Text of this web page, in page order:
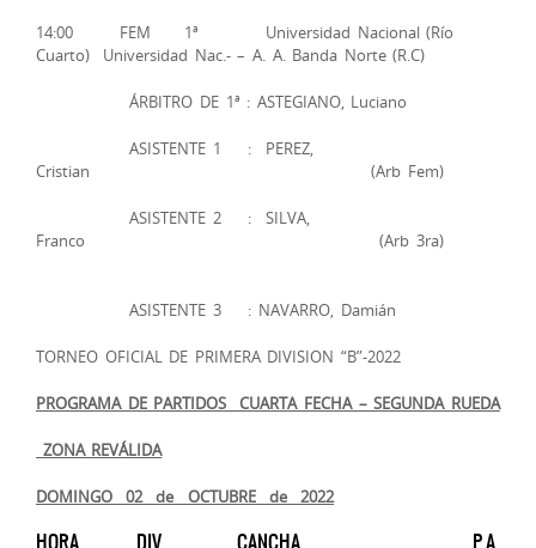
14:00 FEM 1ª Universidad Nacional (Río
Cuarto) Universidad Nac.- – A. A. Banda Norte (R.C)
ÁRBITRO DE 1ª : ASTEGIANO, Luciano
ASISTENTE 1 : PEREZ,
Cristian (Arb Fem)
ASISTENTE 2 : SILVA,
Franco (Arb 3ra)
ASISTENTE 3 : NAVARRO, Damián
TORNEO OFICIAL DE PRIMERA DIVISION “B”-2022
PROGRAMA DE PARTIDOS ­­ CUARTA FECHA – SEGUNDA RUEDA
ZONA REVÁLIDA
DOMINGO 02 de OCTUBRE de 2022
HORA DIV. CANCHA P A